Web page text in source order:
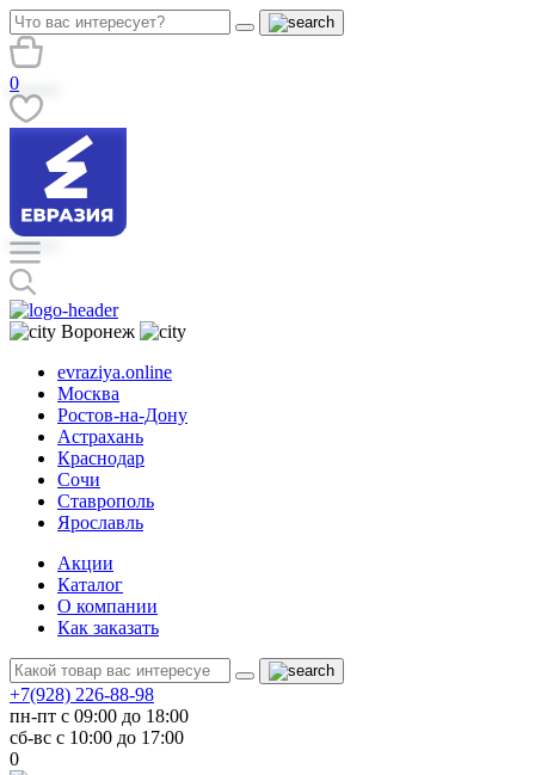
0
Воронеж
evraziya.online
Москва
Ростов-на-Дону
Астрахань
Краснодар
Сочи
Ставрополь
Ярославль
Акции
Каталог
О компании
Как заказать
+7(928) 226-88-98
пн-пт с 09:00 до 18:00
сб-вс с 10:00 до 17:00
0